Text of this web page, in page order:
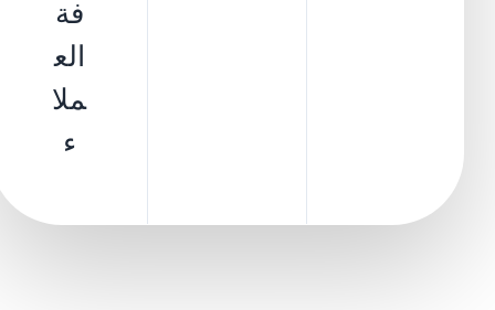
فة
الع
ملا
ء